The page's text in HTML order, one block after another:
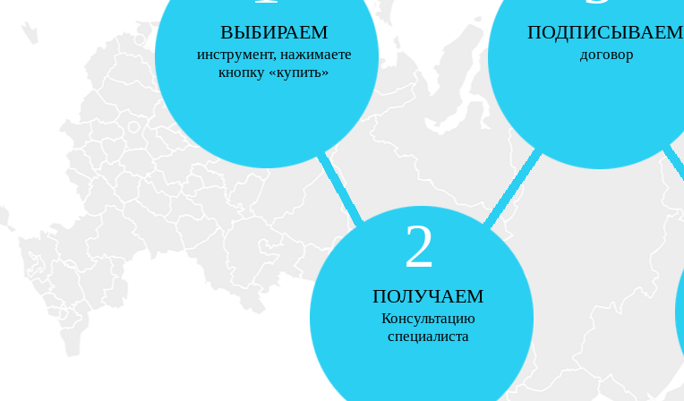
ВЫБИРАЕМ
инструмент, нажимаете
кнопку «купить»
ПОДПИСЫВАЕМ
договор
2
ПОЛУЧАЕМ
Консультацию
специалиста